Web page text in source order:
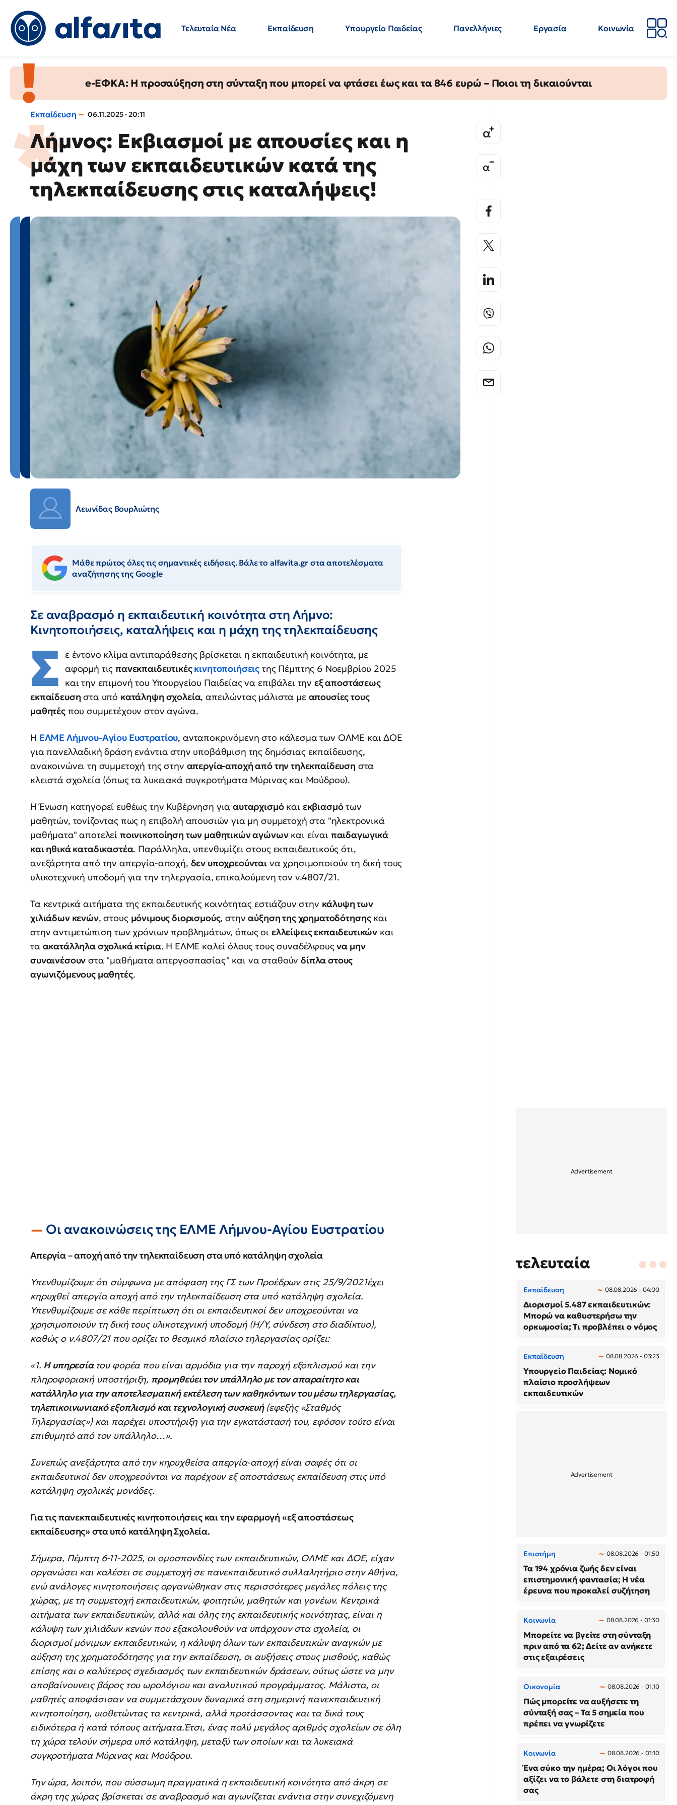
Τελευταία Νέα Εκπαίδευση Υπουργείο Παιδείας Πανελλήνιες Εργασία
Κοινωνία
e-ΕΦΚΑ: Η προσαύξηση στη σύνταξη που μπορεί να φτάσει έως και τα 846 ευρώ – Ποιοι τη δικαιούνται
Εκπαίδευση 06.11.2025 - 20:11
Λήμνος: Εκβιασμοί με απουσίες και η
μάχη των εκπαιδευτικών κατά της
τηλεκπαίδευσης στις καταλήψεις!
Λεωνίδας Βουρλιώτης
Μάθε πρώτος όλες τις σημαντικές ειδήσεις. Βάλε το alfavita.gr στα αποτελέσματα
αναζήτησης της Google
Σε αναβρασμό η εκπαιδευτική κοινότητα στη Λήμνο:
Κινητοποιήσεις, καταλήψεις και η μάχη της τηλεκπαίδευσης
Σ ε έντονο κλίμα αντιπαράθεσης βρίσκεται η εκπαιδευτική κοινότητα, με
αφορμή τιςπανεκπαιδευτικέςκινητοποιήσεις της Πέμπτης 6 Νοεμβρίου 2025
και την επιμονή του Υπουργείου Παιδείας να επιβάλει την εξ αποστάσεως
εκπαίδευση στα υπό κατάληψη σχολεία, απειλώντας μάλιστα με απουσίες τους
μαθητέςπου συμμετέχουν στον αγώνα.
Η ΕΛΜΕ Λήμνου-Αγίου Ευστρατίου, ανταποκρινόμενη στο κάλεσμα των ΟΛΜΕ και ΔΟΕ
για πανελλαδική δράση ενάντια στην υποβάθμιση της δημόσιας εκπαίδευσης,
ανακοινώνει τη συμμετοχή της στην απεργία-αποχή από την τηλεκπαίδευση στα
κλειστά σχολεία (όπως τα λυκειακά συγκροτήματα Μύρινας και Μούδρου).
Η Ένωση κατηγορεί ευθέως την Κυβέρνηση γιααυταρχισμόκαι εκβιασμότων
μαθητών, τονίζοντας πως η επιβολή απουσιών για μη συμμετοχή στα "ηλεκτρονικά
μαθήματα" αποτελεί ποινικοποίηση των μαθητικών αγώνωνκαι είναι παιδαγωγικά
και ηθικά καταδικαστέα. Παράλληλα, υπενθυμίζει στους εκπαιδευτικούς ότι,
ανεξάρτητα από την απεργία-αποχή, δεν υποχρεούνται να χρησιμοποιούν τη δική τους
υλικοτεχνική υποδομή για την τηλεργασία, επικαλούμενη τον ν.4807/21.
Τα κεντρικά αιτήματα της εκπαιδευτικής κοινότητας εστιάζουν στην κάλυψη των
χιλιάδων κενών, στους μόνιμους διορισμούς, στηναύξηση της χρηματοδότησηςκαι
στην αντιμετώπιση των χρόνιων προβλημάτων, όπως οι ελλείψεις εκπαιδευτικών και
τα ακατάλληλα σχολικά κτίρια. Η ΕΛΜΕ καλεί όλους τους συναδέλφουςνα μην
συναινέσουν στα "μαθήματα απεργοσπασίας" και να σταθούνδίπλα στους
αγωνιζόμενους μαθητές.
Οι ανακοινώσεις της ΕΛΜΕ Λήμνου-Αγίου Ευστρατίου
Απεργία – αποχή από την τηλεκπαίδευση στα υπό κατάληψη σχολεία
Υπενθυμίζουμε ότι σύμφωνα με απόφαση της ΓΣ των Προέδρων στις 25/9/2021έχει
κηρυχθεί απεργία αποχή από την τηλεκπαίδευση στα υπό κατάληψη σχολεία.
Υπενθυμίζουμε σε κάθε περίπτωση ότι οι εκπαιδευτικοί δεν υποχρεούνται να
χρησιμοποιούν τη δική τους υλικοτεχνική υποδομή (Η/Υ, σύνδεση στο διαδίκτυο),
καθώς ο ν.4807/21 που ορίζει το θεσμικό πλαίσιο τηλεργασίας ορίζει:
«1. Η υπηρεσία του φορέα που είναι αρμόδια για την παροχή εξοπλισμού και την
πληροφοριακή υποστήριξη, προμηθεύει τον υπάλληλο με τον απαραίτητο και
κατάλληλο για την αποτελεσματική εκτέλεση των καθηκόντων του μέσω τηλεργασίας,
τηλεπικοινωνιακό εξοπλισμό και τεχνολογική συσκευή (εφεξής «Σταθμός
Τηλεργασίας») και παρέχει υποστήριξη για την εγκατάστασή του, εφόσον τούτο είναι
επιθυμητό από τον υπάλληλο…».
Συνεπώς ανεξάρτητα από την κηρυχθείσα απεργία-αποχή είναι σαφές ότι οι
εκπαιδευτικοί δεν υποχρεούνται να παρέχουν εξ αποστάσεως εκπαίδευση στις υπό
κατάληψη σχολικές μονάδες.
Για τις πανεκπαιδευτικές κινητοποιήσεις και την εφαρμογή «εξ αποστάσεως
εκπαίδευσης» στα υπό κατάληψη Σχολεία.
Σήμερα, Πέμπτη 6-11-2025, οι ομοσπονδίες των εκπαιδευτικών, ΟΛΜΕ και ΔΟΕ, είχαν
οργανώσει και καλέσει σε συμμετοχή σε πανεκπαιδευτικό συλλαλητήριο στην Αθήνα,
ενώ ανάλογες κινητοποιήσεις οργανώθηκαν στις περισσότερες μεγάλες πόλεις της
χώρας, με τη συμμετοχή εκπαιδευτικών, φοιτητών, μαθητών και γονέων. Κεντρικά
αιτήματα των εκπαιδευτικών, αλλά και όλης της εκπαιδευτικής κοινότητας, είναι η
κάλυψη των χιλιάδων κενών που εξακολουθούν να υπάρχουν στα σχολεία, οι
διορισμοί μόνιμων εκπαιδευτικών, η κάλυψη όλων των εκπαιδευτικών αναγκών με
αύξηση της χρηματοδότησης για την εκπαίδευση, οι αυξήσεις στους μισθούς, καθώς
επίσης και ο καλύτερος σχεδιασμός των εκπαιδευτικών δράσεων, ούτως ώστε να μην
αποβαίνουνεις βάρος του ωρολόγιου και αναλυτικού προγράμματος. Μάλιστα, οι
μαθητές αποφάσισαν να συμμετάσχουν δυναμικά στη σημερινή πανεκπαιδευτική
κινητοποίηση, υιοθετώντας τα κεντρικά, αλλά προτάσσοντας και τα δικά τους
ειδικότερα ή κατά τόπους αιτήματα.Έτσι, ένας πολύ μεγάλος αριθμός σχολείων σε όλη
τη χώρα τελούν σήμερα υπό κατάληψη, μεταξύ των οποίων και τα λυκειακά
συγκροτήματα Μύρινας και Μούδρου.
Την ώρα, λοιπόν, που σύσσωμη πραγματικά η εκπαιδευτική κοινότητα από άκρη σε
άκρη της χώρας βρίσκεται σε αναβρασμό και αγωνίζεται ενάντια στην συνεχιζόμενη
τελευταία
Εκπαίδευση 08.08.2026 - 04:00
Διορισμοί 5.487 εκπαιδευτικών:
Μπορώ να καθυστερήσω την
ορκωμοσία; Τι προβλέπει ο νόμος
Εκπαίδευση 08.08.2026 - 03:23
Υπουργείο Παιδείας: Νομικό
πλαίσιο προσλήψεων
εκπαιδευτικών
Επιστήμη 08.08.2026 - 01:50
Τα 194 χρόνια ζωής δεν είναι
επιστημονική φαντασία; Η νέα
έρευνα που προκαλεί συζήτηση
Κοινωνία 08.08.2026 - 01:30
Μπορείτε να βγείτε στη σύνταξη
πριν από τα 62; Δείτε αν ανήκετε
στις εξαιρέσεις
Οικονομία 08.08.2026 - 01:10
Πώς μπορείτε να αυξήσετε τη
σύνταξή σας – Τα 5 σημεία που
πρέπει να γνωρίζετε
Κοινωνία 08.08.2026 - 01:10
Ένα σύκο την ημέρα; Οι λόγοι που
αξίζει να το βάλετε στη διατροφή
σας